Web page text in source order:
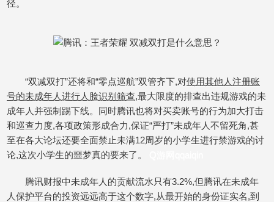
径。
“双减双打”还将和“零点巡航”双管齐下,对使用其他人注册账
号的未成年人进行人脸识别筛查,最大限度的排查出违规游戏的未
成年人并强制踢下线。同时腾讯也将对买卖账号的行为加大打击
和巡查力度,各项政策形成合力,保证“严打”未成年人不留死角,甚
至在各大论坛还要全面禁止未满12周岁的小学生进行禁游戏的讨
论,这次小学生的噩梦真的要来了。
腾讯财报中未成年人的贡献流水只有3.2%,但腾讯在未成年
人保护平台的投资远远高于这个数字,从最开始的身份证实名,到